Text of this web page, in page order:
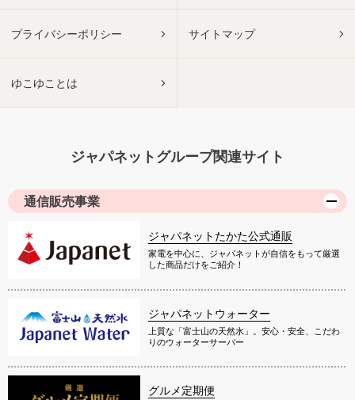
プライバシーポリシー サイトマップ
ゆこゆことは
ジャパネットグループ関連サイト
通信販売事業
ジャパネットたかた公式通販
家電を中心に、ジャパネットが自信をもって厳選
した商品だけをご紹介！
ジャパネットウォーター
上質な「富士山の天然水」。安心・安全、こだわ
りのウォーターサーバー
グルメ定期便